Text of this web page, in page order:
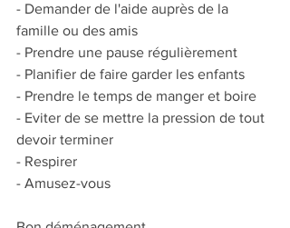
- Demander de l'aide auprès de la
famille ou des amis
- Prendre une pause régulièrement
- Planifier de faire garder les enfants
- Prendre le temps de manger et boire
- Eviter de se mettre la pression de tout
devoir terminer
- Respirer
- Amusez-vous